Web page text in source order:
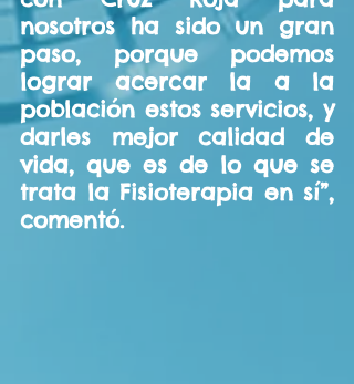
nosotros ha sido un gran
paso, porque podemos
lograr acercar la a la
población estos servicios, y
darles mejor calidad de
vida, que es de lo que se
trata la Fisioterapia en sí”,
comentó.